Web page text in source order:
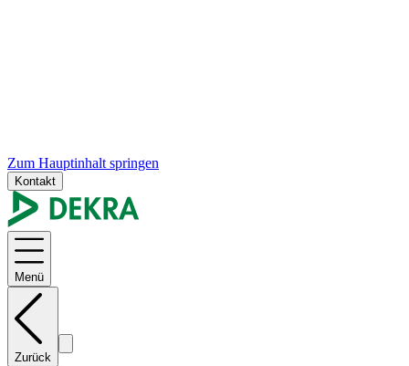
Zum Hauptinhalt springen
Kontakt
Menü
Zurück